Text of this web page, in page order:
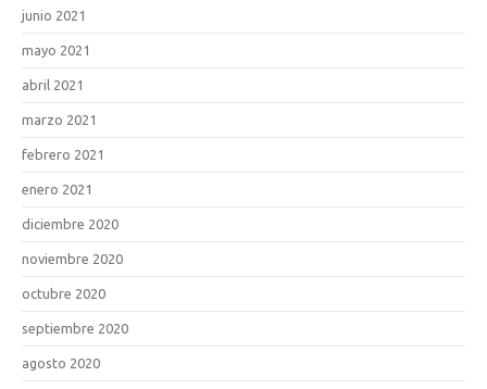
junio 2021
mayo 2021
abril 2021
marzo 2021
febrero 2021
enero 2021
diciembre 2020
noviembre 2020
octubre 2020
septiembre 2020
agosto 2020